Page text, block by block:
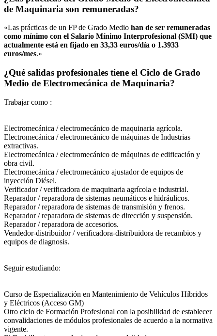
de Maquinaria son remuneradas?
«Las prácticas de un FP de Grado Medio han de ser remuneradas
como mínimo con el Salario Mínimo Interprofesional (SMI) que
actualmente está en fijado en 33,33 euros/día o 1.3933
euros/mes.»
¿Qué salidas profesionales tiene el Ciclo de Grado
Medio de Electromecánica de Maquinaria?
Trabajar como :
Electromecánica / electromecánico de maquinaria agrícola.
Electromecánica / electromecánico de máquinas de Industrias
extractivas.
Electromecánica / electromecánico de máquinas de edificación y
obra civil.
Electromecánica / electromecánico ajustador de equipos de
inyección Diésel.
Verificador / verificadora de maquinaria agrícola e industrial.
Reparador / reparadora de sistemas neumáticos e hidráulicos.
Reparador / reparadora de sistemas de transmisión y frenos.
Reparador / reparadora de sistemas de dirección y suspensión.
Reparador / reparadora de accesorios.
Vendedor-distribuidor / verificadora-distribuidora de recambios y
equipos de diagnosis.
Seguir estudiando:
Curso de Especialización en Mantenimiento de Vehículos Híbridos
y Eléctricos (Acceso GM)
Otro ciclo de Formación Profesional con la posibilidad de establecer
convalidaciones de módulos profesionales de acuerdo a la normativa
vigente.